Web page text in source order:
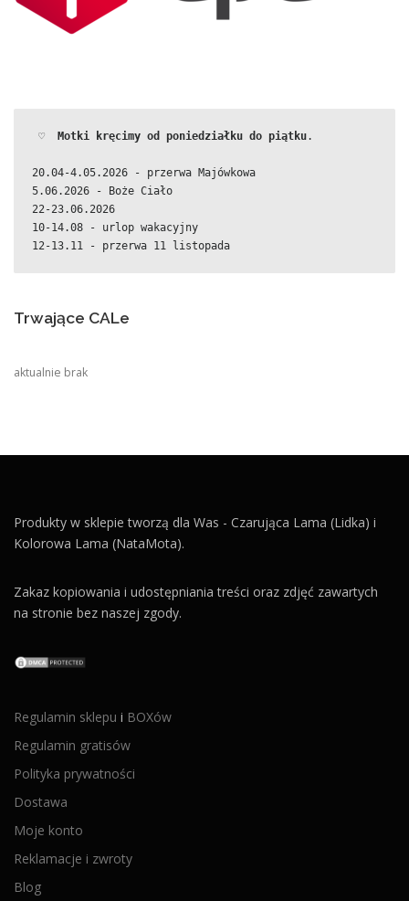
♡ Motki kręcimy od poniedziałku do piątku.
20.04-4.05.2026 - przerwa Majówkowa
5.06.2026 - Boże Ciało
22-23.06.2026
10-14.08 - urlop wakacyjny
12-13.11 - przerwa 11 listopada
Trwające CALe
aktualnie brak
Produkty w sklepie tworzą dla Was - Czarująca Lama (Lidka) i
Kolorowa Lama (NataMota).
Zakaz kopiowania i udostępniania treści oraz zdjęć zawartych
na stronie bez naszej zgody.
Regulamin sklepu i BOXów
Regulamin gratisów
Polityka prywatności
Dostawa
Moje konto
Reklamacje i zwroty
Blog